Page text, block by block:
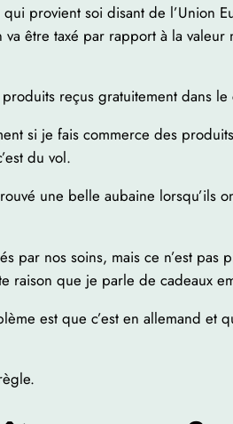
provient soi disant de l’Union
être taxé par rapport à la
reçus gratuitement dans
si je fais commerce des
du vol.
une belle aubaine lorsqu’ils
nos soins, mais ce n’est
raison que je parle de cadeaux
est que c’est en allemand et